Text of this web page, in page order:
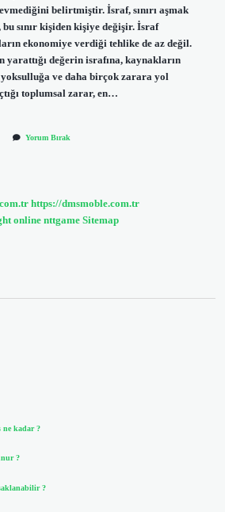
belirtmiştir. İsraf, sınırı aşmak
sınır kişiden kişiye değişir. İsraf
ekonomiye verdiği tehlike de az değil.
yarattığı değerin israfına, kaynakların
ve daha birçok zarara yol
toplumsal zarar, en…
Yorum Bırak
https://dmsmoble.com.tr
online nttgame Sitemap
ne kadar ?
?
?